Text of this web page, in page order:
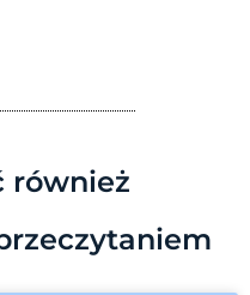
również